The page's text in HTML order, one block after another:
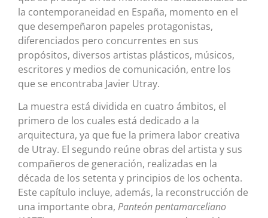
la contemporaneidad en España, momento en el
que desempeñaron papeles protagonistas,
diferenciados pero concurrentes en sus
propósitos, diversos artistas plásticos, músicos,
escritores y medios de comunicación, entre los
que se encontraba Javier Utray.
La muestra está dividida en cuatro ámbitos, el
primero de los cuales está dedicado a la
arquitectura, ya que fue la primera labor creativa
de Utray. El segundo reúne obras del artista y sus
compañeros de generación, realizadas en la
década de los setenta y principios de los ochenta.
Este capítulo incluye, además, la reconstrucción de
una importante obra, Panteón pentamarceliano